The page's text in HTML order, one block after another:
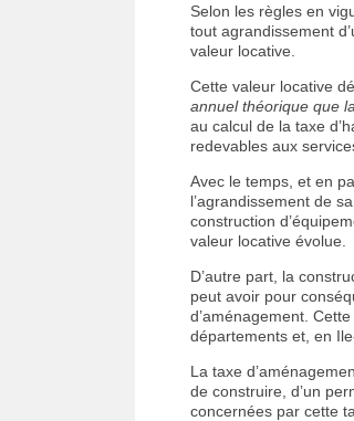
Selon les règles en
tout agrandissement
valeur locative.
Cette valeur locative
annuel théorique que
au calcul de la taxe
redevables aux
Avec le temps, et en
l’agrandissement de
construction
valeur locative évolue.
D’autre part, la
peut avoir pour
d’aménagement.
départements et, en
La taxe
de construire, d’un
concernées par cette